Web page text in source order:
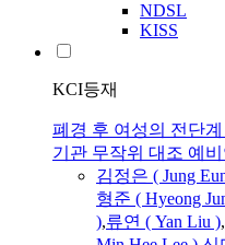
NDSL
KISS
KCI등재
폐경 후 여성의 전단
기관 무작위 대조 예
김정은 ( Jung
형준 ( Hyeong
),류연 ( Yan Liu ),